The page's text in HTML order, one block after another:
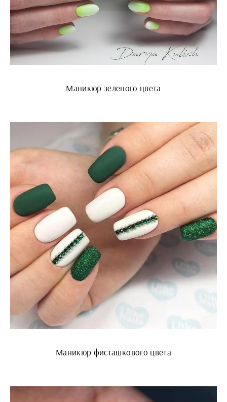
Маникюр зеленого цвета
Маникюр фисташкового цвета